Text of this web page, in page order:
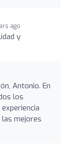
ago
y
Antonio. En
los
las mejores